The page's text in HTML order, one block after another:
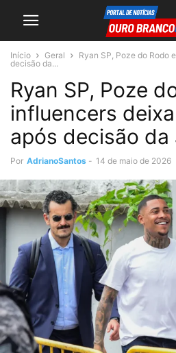
Início Geral
Ryan SP, Poze do Rodo
decisão da...
Ryan SP, Poze
influencers
após decisão da
Por AdrianoSantos - 14 de maio de 2026